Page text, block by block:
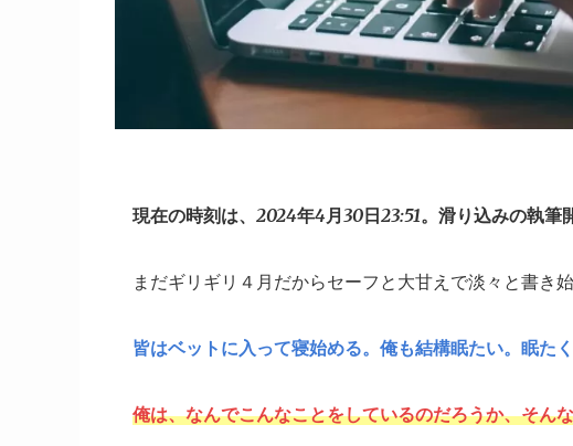
現在の時刻は、2024年4月30日23:51。滑り込みの執筆
まだギリギリ４月だからセーフと大甘えで淡々と書き始
皆はベットに入って寝始める。俺も結構眠たい。眠たく
俺は、なんでこんなことをしているのだろうか、そん